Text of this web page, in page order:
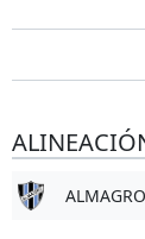
ALMAGRO